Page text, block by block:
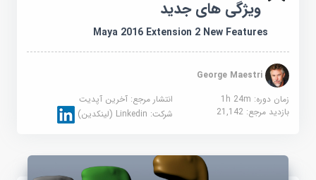
ویژگی های جدید
Maya 2016 Extension 2 New Features
George Maestri
زمان دوره: 1h 24m
انتشار مرجع:آخرین آپدیت
بازدید مرجع:21,142 شرکت:Linkedin (لینکدین)